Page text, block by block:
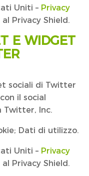
Uniti – Privacy
Privacy Shield.
E WIDGET
sociali di Twitter
il social
Inc.
Dati di utilizzo.
Uniti – Privacy
Privacy Shield.